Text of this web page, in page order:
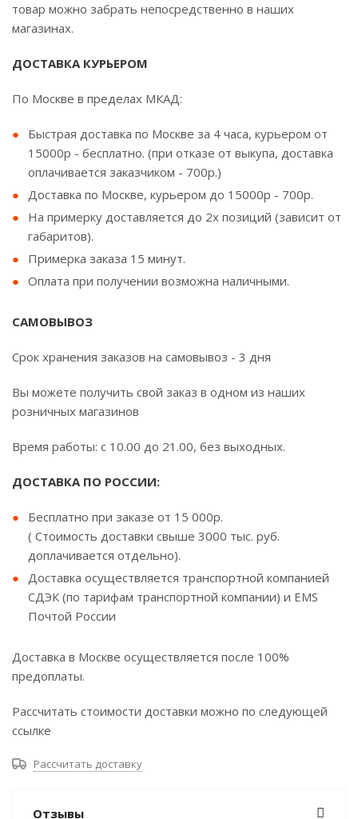
товар можно забрать непосредственно в наших
магазинах.
ДОСТАВКА КУРЬЕРОМ
По Москве в пределах МКАД:
Быстрая доставка по Москве за 4 часа, курьером от
15000р - бесплатно. (при отказе от выкупа, доставка
оплачивается заказчиком - 700р.)
Доставка по Москве, курьером до 15000р - 700р.
На примерку доставляется до 2х позиций (зависит от
габаритов).
Примерка заказа 15 минут.
Оплата при получении возможна наличными.
САМОВЫВОЗ
Срок хранения заказов на самовывоз - 3 дня
Вы можете получить свой заказ в одном из наших
розничных магазинов
Время работы: с 10.00 до 21.00, без выходных.
ДОСТАВКА ПО РОССИИ:
Бесплатно при заказе от 15 000р.
( Стоимость доставки свыше 3000 тыс. руб.
доплачивается отдельно).
Доставка осуществляется транспортной компанией
СДЭК (по тарифам транспортной компании) и EMS
Почтой России
Доставка в Москве осуществляется после 100%
предоплаты.
Рассчитать стоимости доставки можно по следующей
ссылке
Рассчитать доставку
Отзывы